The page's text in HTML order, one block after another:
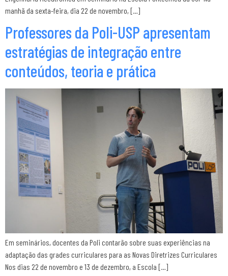
manhã da sexta-feira, dia 22 de novembro, […]
Professores da Poli-USP apresentam
estratégias de integração entre
conteúdos, teoria e prática
Em seminários, docentes da Poli contarão sobre suas experiências na
adaptação das grades curriculares para as Novas Diretrizes Curriculares
Nos dias 22 de novembro e 13 de dezembro, a Escola […]